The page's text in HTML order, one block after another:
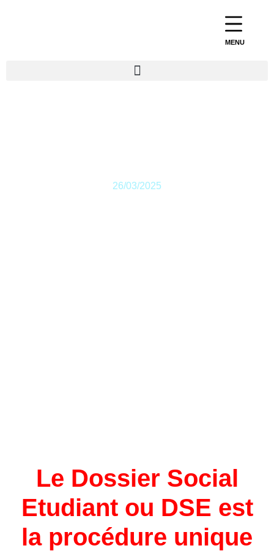
MENU
26/03/2025
Le Dossier Social
Etudiant ou DSE est
la procédure unique